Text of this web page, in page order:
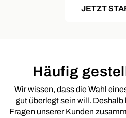
JETZT
Häufig
Wir wissen, dass die Wahl
gut überlegt sein will. Deshalb
Fragen unserer Kunden